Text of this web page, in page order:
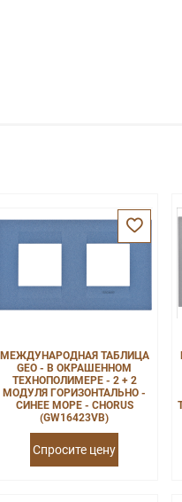
МЕЖДУНАРОДНАЯ ТАБЛИЦА
GEO - В ОКРАШЕННОМ
ТЕХНОПОЛИМЕРЕ - 2 + 2
МОДУЛЯ ГОРИЗОНТАЛЬНО -
СИНЕЕ МОРЕ - CHORUS
(GW16423VB)
Спросите цену